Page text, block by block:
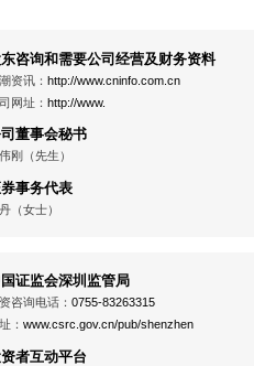
咨询和需要公司经营及财务资料
资讯： http://www.cninfo.com.cn
网址： http://www.
董事会秘书
刚（先生）
事务代表
（女士）
证监会深圳监管局
咨询电话： 0755-83263315
： www.csrc.gov.cn/pub/shenzhen
者互动平台